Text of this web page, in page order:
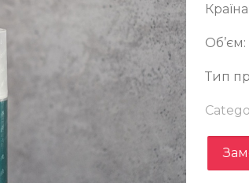
Об’єм:
Тип
GEL – Гель-насолода після